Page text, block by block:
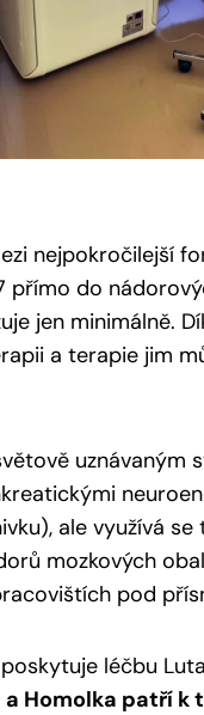
nejpokročilejší
přímo do
jen minimálně.
a terapie jim
uznávaným
ale využívá
mozkových
pod
léčbu
Homolka patří k